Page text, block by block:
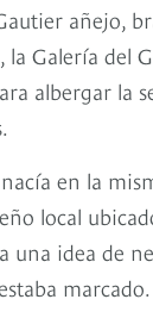
añejo,
la Galería del
albergar la
en la
local
idea de
marcado.